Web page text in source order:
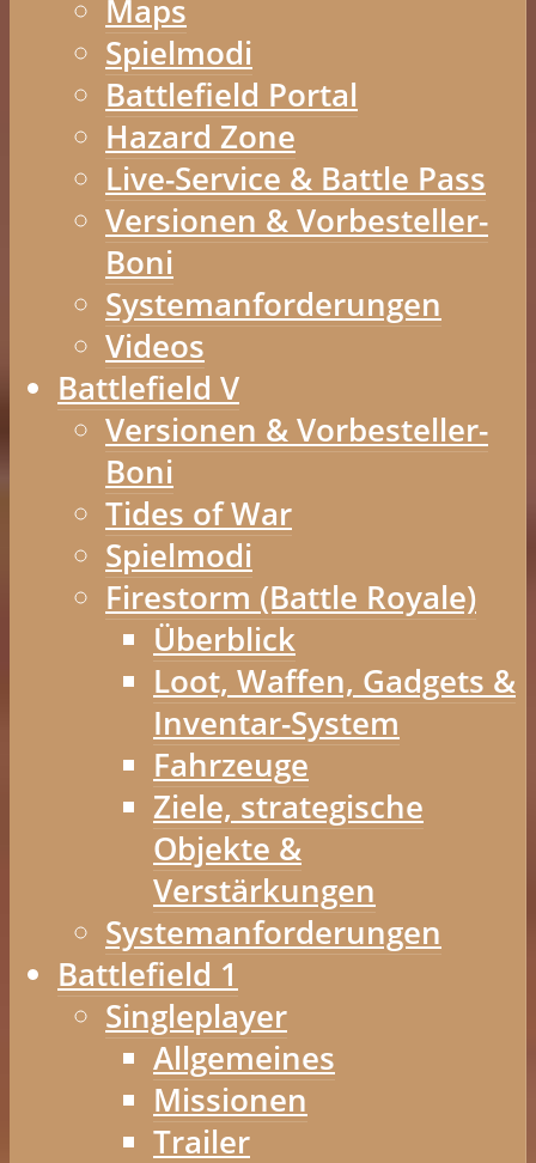
Maps
Spielmodi
Battlefield Portal
Hazard Zone
Live-Service & Battle Pass
Versionen & Vorbesteller-
Boni
Systemanforderungen
Videos
Battlefield V
Versionen & Vorbesteller-
Boni
Tides of War
Spielmodi
Firestorm (Battle Royale)
Überblick
Loot, Waffen, Gadgets &
Inventar-System
Fahrzeuge
Ziele, strategische
Objekte &
Verstärkungen
Systemanforderungen
Battlefield 1
Singleplayer
Allgemeines
Missionen
Trailer